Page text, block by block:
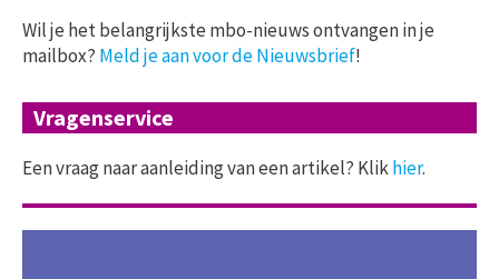
Wil je het belangrijkste mbo-nieuws ontvangen in je
mailbox? Meld je aan voor de Nieuwsbrief!
Vragenservice
Een vraag naar aanleiding van een artikel? Klikhier.